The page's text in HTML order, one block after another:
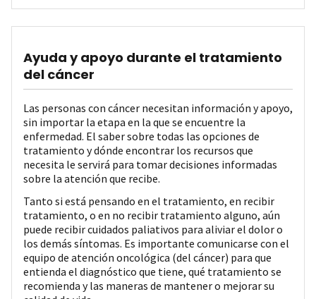
Ayuda y apoyo durante el tratamiento
del cáncer
Las personas con cáncer necesitan información y apoyo,
sin importar la etapa en la que se encuentre la
enfermedad. El saber sobre todas las opciones de
tratamiento y dónde encontrar los recursos que
necesita le servirá para tomar decisiones informadas
sobre la atención que recibe.
Tanto si está pensando en el tratamiento, en recibir
tratamiento, o en no recibir tratamiento alguno, aún
puede recibir cuidados paliativos para aliviar el dolor o
los demás síntomas. Es importante comunicarse con el
equipo de atención oncológica (del cáncer) para que
entienda el diagnóstico que tiene, qué tratamiento se
recomienda y las maneras de mantener o mejorar su